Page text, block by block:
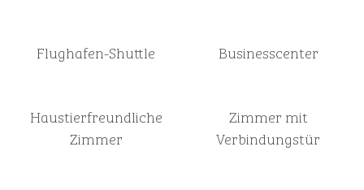
Flughafen-Shuttle Business­center
Haustier­freundliche
Zimmer
Zimmer mit
Verbindungstür